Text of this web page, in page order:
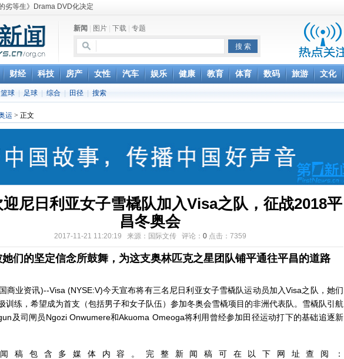
”校园
一身病? 康宝莱员工自揭多项家丑
润"蹦高" 电煤联动亟待完善
阳能电厂为数据中心供电
人人？
出版商的角逐：亚马逊停止接受Hachette所有图书订单
像希特勒遭袭 被扔垃圾左眼致盲
恋爱》女主角特报预告公开
劣等生》Drama DVD化决定
新闻 图片 下载 专题
财经 科技 房产 女性 汽车 娱乐 健康 教育 体育 数码 旅游 文化
篮球 足球 综合 田径 搜索
运 > 正文
尼日利亚女子雪橇队加入Visa之队，征战2018平
昌冬奥会
2017-11-21 11:20:19 来源：国际文传 评论： 0点击： 7359
们的坚定信念所鼓舞，为这支奥林匹克之星团队铺平通往平昌的道路
商业资讯)--Visa (NYSE:V)今天宣布将有三名尼日利亚女子雪橇队运动员加入Visa之队，她们
训练，希望成为首支（包括男子和女子队伍）参加冬奥会雪橇项目的非洲代表队。雪橇队引航
及司闸员Ngozi Onwumere和Akuoma Omeoga将利用曾经参加田径运动打下的基础追逐新
稿包含多媒体内容。完整新闻稿可在以下网址查阅：